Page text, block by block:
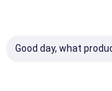
Good day, what